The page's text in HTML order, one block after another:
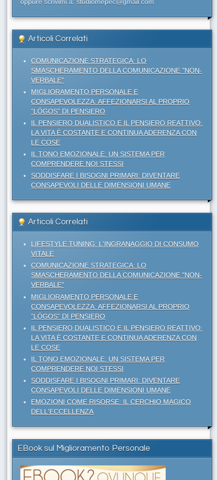
Articoli Correlati
COMUNICAZIONE STRATEGICA: LO
SMASCHERAMENTO DELLA COMUNICAZIONE "NON-
VERBALE"
MIGLIORAMENTO PERSONALE E
CONSAPEVOLEZZA: AFFEZIONARSI AL PROPRIO
“LÓGOS” DI PENSIERO
IL PENSIERO DUALISTICO E IL PENSIERO REATTIVO:
LA VITA È COSTANTE E CONTINUA ADERENZA CON
LE COSE
IL TONO EMOZIONALE: UN SISTEMA PER
COMPRENDERE NOI STESSI
SODDISFARE I BISOGNI PRIMARI: DIVENTARE
CONSAPEVOLI DELLE DIMENSIONI UMANE
Articoli Correlati
LIFESTYLE TUNING: L'INGRANAGGIO DI CONSUMO
VITALE
COMUNICAZIONE STRATEGICA: LO
SMASCHERAMENTO DELLA COMUNICAZIONE "NON-
VERBALE"
MIGLIORAMENTO PERSONALE E
CONSAPEVOLEZZA: AFFEZIONARSI AL PROPRIO
“LÓGOS” DI PENSIERO
IL PENSIERO DUALISTICO E IL PENSIERO REATTIVO:
LA VITA È COSTANTE E CONTINUA ADERENZA CON
LE COSE
IL TONO EMOZIONALE: UN SISTEMA PER
COMPRENDERE NOI STESSI
SODDISFARE I BISOGNI PRIMARI: DIVENTARE
CONSAPEVOLI DELLE DIMENSIONI UMANE
EMOZIONI COME RISORSE: IL CERCHIO MAGICO
DELL'ECCELLENZA
EBook sul Miglioramento Personale